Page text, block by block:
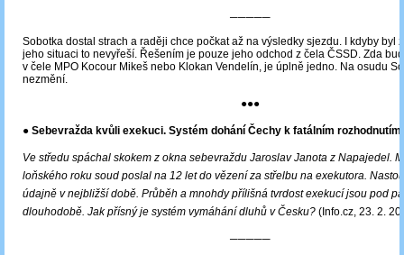
─────
Sobotka dostal strach a raději chce počkat až na výsledky sjezdu. I kdyby byl
jeho situaci to nevyřeší. Řešením je pouze jeho odchod z čela ČSSD. Zda
v čele MPO Kocour Mikeš nebo Klokan Vendelín, je úplně jedno. Na osudu
nezmění.
●●●
● Sebevražda kvůli exekuci. Systém dohání Čechy k fatálním rozhodnutím
Ve středu spáchal skokem z okna sebevraždu Jaroslav Janota z Napajedel.
loňského roku soud poslal na 12 let do vězení za střelbu na exekutora.
údajně v nejbližší době. Průběh a mnohdy přílišná tvrdost exekucí jsou pod
dlouhodobě. Jak přísný je systém vymáhání dluhů v Česku? (Info.cz, 23. 2.
─────